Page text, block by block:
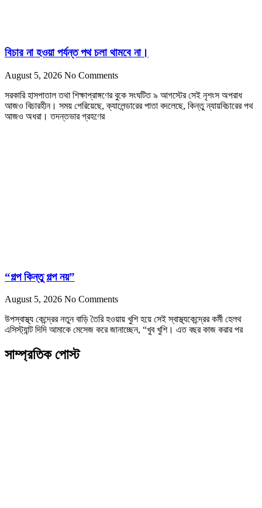
বিচার না হওয়া পর্যন্ত পথ চলা থামবে না।
August 5, 2026 No Comments
সরকারি হাসপাতাল তথা শিক্ষাপ্রাঙ্গণের বুকে সংঘটিত ৯ আগস্টের সেই নৃশংস অপরাধ
আজও বিচারহীন। সময় পেরিয়েছে, ক্যালেন্ডারের পাতা বদলেছে, কিন্তু ন্যায়বিচারের পথ
আজও অধরা। তদন্তভার গ্রহণের
“গল্প কিন্তু গল্প নয়”
August 5, 2026 No Comments
উপস্বাস্থ্য কেন্দ্রের নতুন বাড়ি তৈরি হওয়ায় খুশি হয়ে সেই স্বাস্থ্যকেন্দ্রের কর্মী হেলথ
এসিস্ট্যান্ট দিদি আমাকে মেসেজ করে জানাচ্ছেন, “খুব খুশি। এত বছর কাজ করার পর
সাম্প্রতিক পোস্ট